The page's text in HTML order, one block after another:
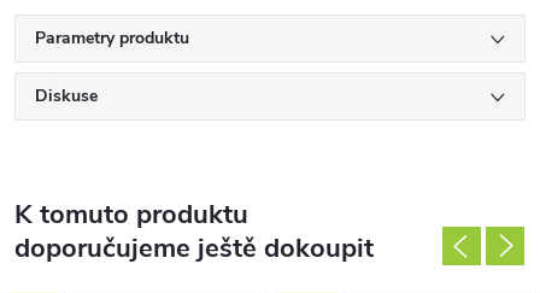
Parametry produktu
Diskuse
K tomuto produktu
doporučujeme ještě dokoupit